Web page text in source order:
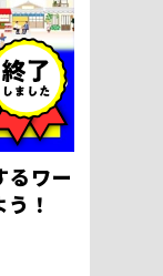
るワー
！